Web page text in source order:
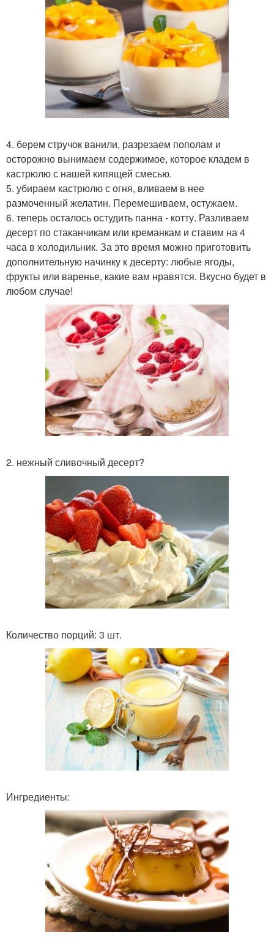
4. берем стручок ванили, разрезаем пополам и
осторожно вынимаем содержимое, которое кладем в
кастрюлю с нашей кипящей смесью.
5. убираем кастрюлю с огня, вливаем в нее
размоченный желатин. Перемешиваем, остужаем.
6. теперь осталось остудить панна - котту. Разливаем
десерт по стаканчикам или креманкам и ставим на 4
часа в холодильник. За это время можно приготовить
дополнительную начинку к десерту: любые ягоды,
фрукты или варенье, какие вам нравятся. Вкусно будет в
любом случае!
2. нежный сливочный десерт?
Количество порций: 3 шт.
Ингредиенты: